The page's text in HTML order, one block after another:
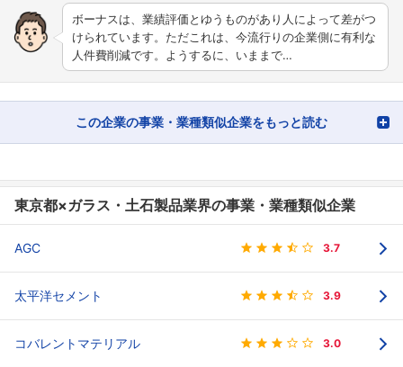
ボーナスは、業績評価とゆうものがあり人によって差がつ
けられています。ただこれは、今流行りの企業側に有利な
人件費削減です。ようするに、いままで…
この企業の事業・業種類似企業をもっと読む
東京都×ガラス・土石製品業界の事業・業種類似企業
AGC 3.7
太平洋セメント 3.9
コバレントマテリアル 3.0